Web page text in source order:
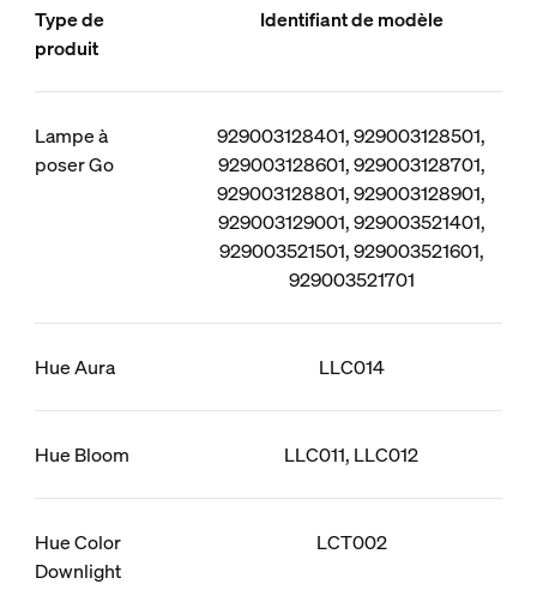
Type de
produit
Identifiant de modèle
Lampe à
poser Go
929003128401, 929003128501,
929003128601, 929003128701,
929003128801, 929003128901,
929003129001, 929003521401,
929003521501, 929003521601,
929003521701
Hue Aura LLC014
Hue Bloom LLC011, LLC012
Hue Color
Downlight
LCT002